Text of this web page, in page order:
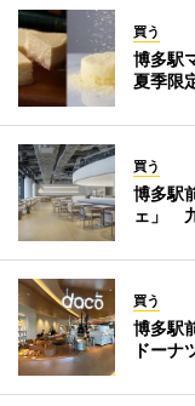
買う
博多駅
夏季限
買う
博多駅
ェ」
買う
博多駅
ドー